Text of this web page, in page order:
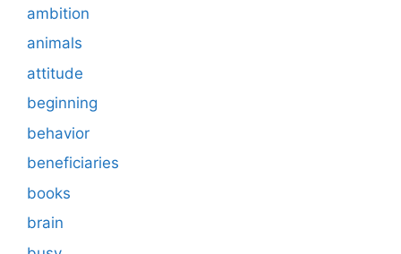
ambition
animals
attitude
beginning
behavior
beneficiaries
books
brain